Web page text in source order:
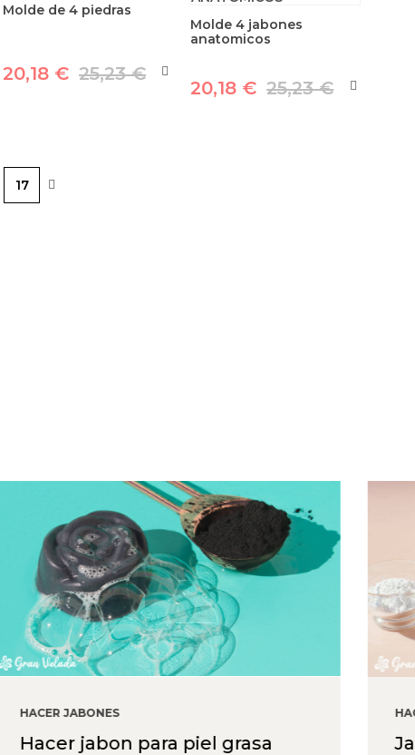
Molde de 4 piedras
20,18 € 25,23 €
Molde 4 jabones
anatomicos
20,18 € 25,23 €
17
HACER JABONES
Hacer jabon para piel grasa